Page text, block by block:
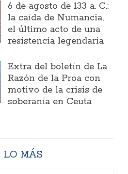
6 de agosto de 133 a. C.:
la caída de Numancia,
el último acto de una
resistencia legendaria
Extra del boletín de La
Razón de la Proa con
motivo de la crisis de
soberanía en Ceuta
LO MÁS